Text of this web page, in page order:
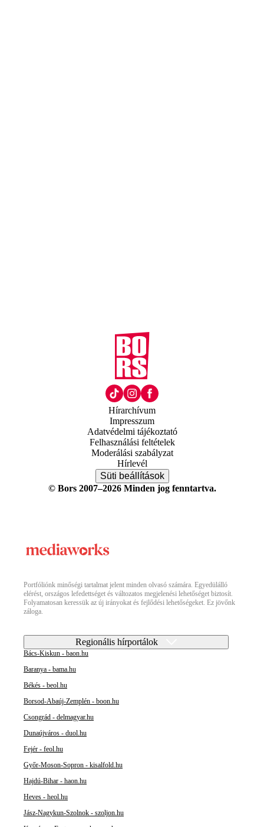
Hírarchívum
Impresszum
Adatvédelmi tájékoztató
Felhasználási feltételek
Moderálási szabályzat
Hírlevél
Süti beállítások
© Bors 2007–2026 Minden jog fenntartva.
Portfóliónk minőségi tartalmat jelent minden olvasó számára. Egyedülálló
elérést, országos lefedettséget és változatos megjelenési lehetőséget biztosít.
Folyamatosan keressük az új irányokat és fejlődési lehetőségeket. Ez jövőnk
záloga.
Regionális hírportálok
Bács-Kiskun - baon.hu
Baranya - bama.hu
Békés - beol.hu
Borsod-Abaúj-Zemplén - boon.hu
Csongrád - delmagyar.hu
Dunaújváros - duol.hu
Fejér - feol.hu
Győr-Moson-Sopron - kisalfold.hu
Hajdú-Bihar - haon.hu
Heves - heol.hu
Jász-Nagykun-Szolnok - szoljon.hu